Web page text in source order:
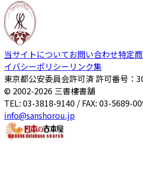
当サイトについてお問い合わせ特定
イバシーポリシー リンク集
東京都公安委員会許可済 許可番号：
© 2002-2026 三書樓書舗
TEL: 03-3818-9140 / FAX: 03-5689-
info@sanshorou.jp